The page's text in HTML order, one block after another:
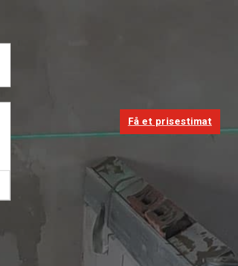
Få et prisestimat